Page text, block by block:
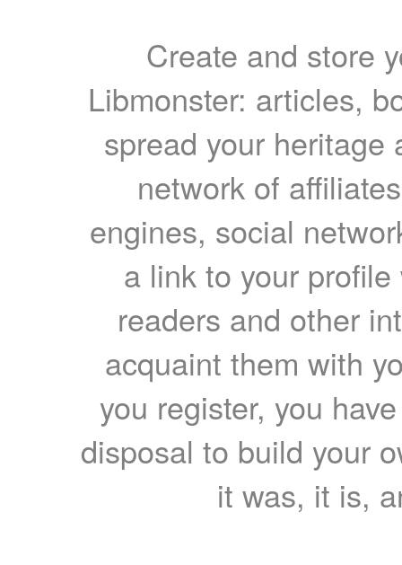
Create and store
Libmonster: articles,
spread your heritage
network of
engines, social
a link to your
readers and other
acquaint them with
you register, you
disposal to build your
it was, it is,